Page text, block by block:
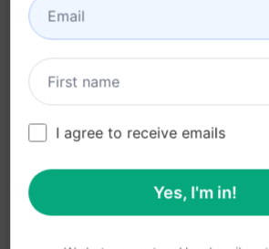
sicuro' parte 1.
Trezor: Un altro portafoglio
rinomato per la sicurezza' parte
applicazioni decentralizzate'
Modi per Utilizzare le
I agree to receive emails
Yes, I'm in!